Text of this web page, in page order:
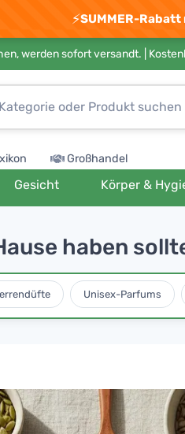
⚡SUMMER-
werden sofort versandt. |
Großhandel
Gesicht Körper &
haben
Unisex-Parfums